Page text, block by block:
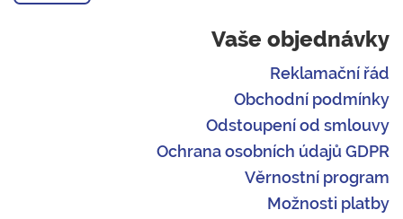
Vaše objednávky
Reklamační řád
Obchodní podmínky
Odstoupení od smlouvy
Ochrana osobních údajů GDPR
Věrnostní program
Možnosti platby